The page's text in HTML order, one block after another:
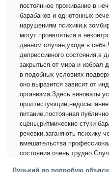
постоянное проживание в
барабанов и однотонных
нарушениям психики,к
могут проявляться в
данном случае,уходе в
депрессивного состояния,в
закрыться от мира и
в подобных условиях
оно выразится зависит от
организма.Здесь виноваты
питание,постоянная
сцены,ритмические стуки
речевки,заганяють психику
вмешательства
состояния очень
Луцький до попробую